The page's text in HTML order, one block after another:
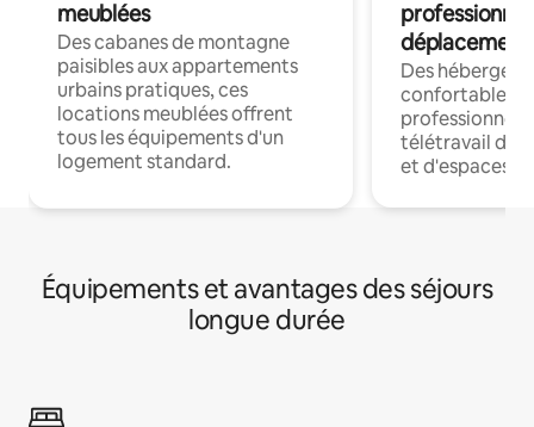
meublées
Des cabanes de montagne
paisibles aux appartements
urbains pratiques, ces
locations meublées offrent
tous les équipements d'un
logement standard.
déplacement
Des
confortables
professionnels
télétravail
et d'espaces
Équipements et avantages des séjours
longue durée